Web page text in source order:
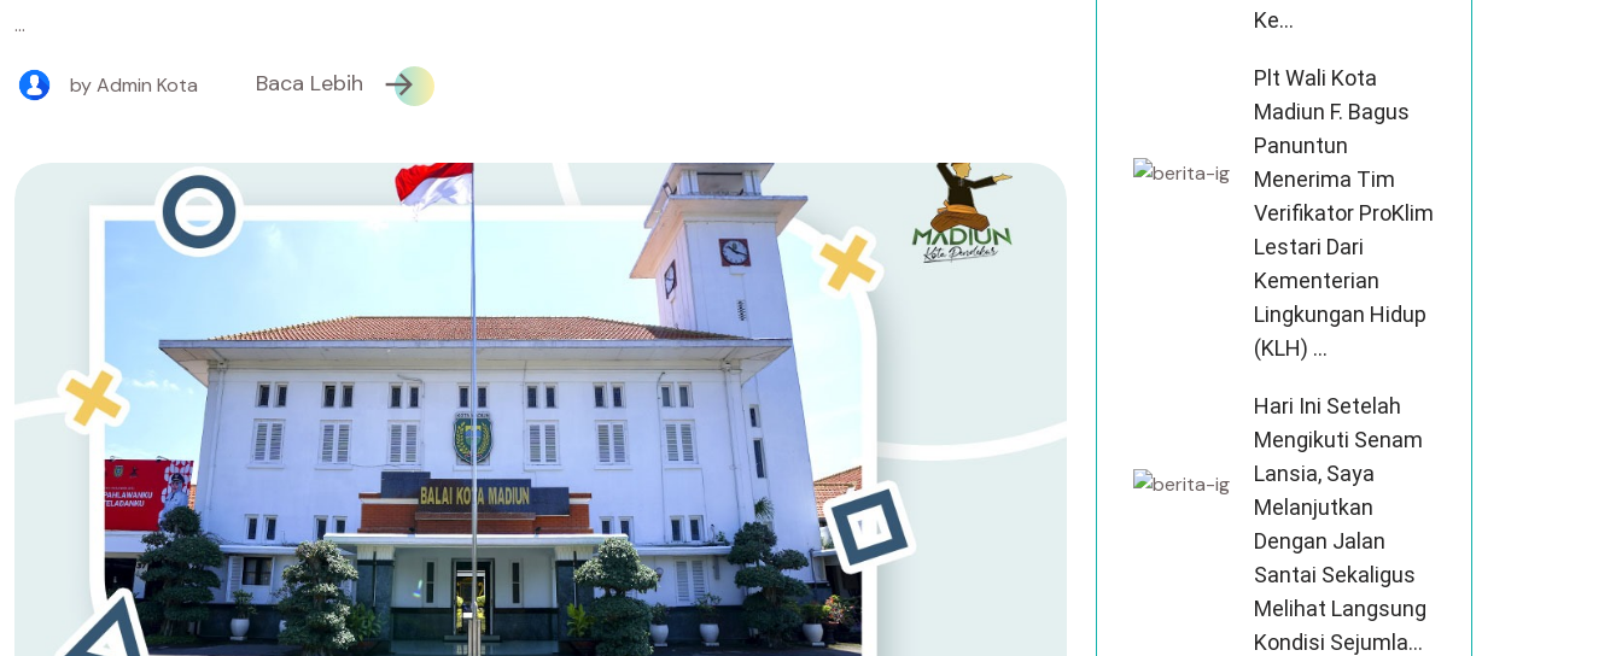
...
by Admin Kota Baca Lebih
Ke...
Plt Wali Kota
Madiun F. Bagus
Panuntun
Menerima Tim
Verifikator ProKlim
Lestari Dari
Kementerian
Lingkungan Hidup
(KLH) ...
Hari Ini Setelah
Mengikuti Senam
Lansia, Saya
Melanjutkan
Dengan Jalan
Santai Sekaligus
Melihat Langsung
Kondisi Sejumla...